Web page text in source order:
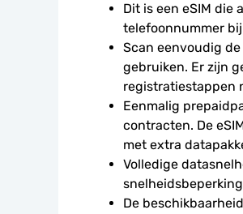
Dit is een eSIM die
telefoonnummer
Scan eenvoudig
gebruiken. Er zijn
registratiestappen
Eenmalig
contracten. De
met extra
Volledige
De